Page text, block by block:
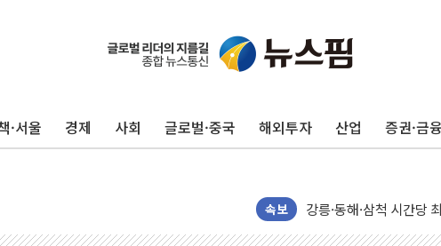
·서울 경제 사회 글로벌·중국 해외투자 산업 증권·금융
속보
이번주 국내 주요 금융일
美, 이란전 출구전략 만
폐기물 수거하다 참변
서울 중랑구 주택가서